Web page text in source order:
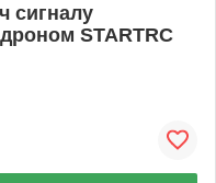
сигналу
STARTRC